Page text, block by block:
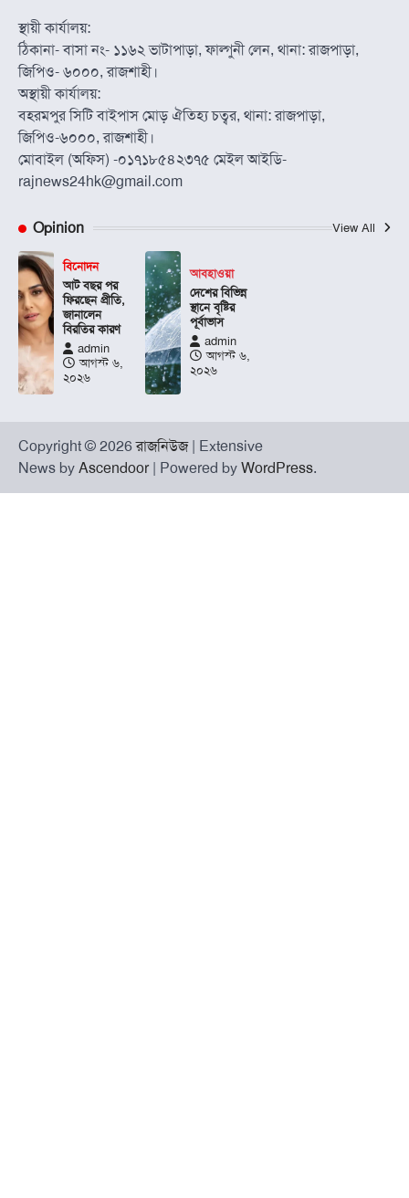
স্থায়ী কার্যালয়:
ঠিকানা- বাসা নং- ১১৬২ ভাটাপাড়া, ফাল্গুনী লেন, থানা: রাজপাড়া,
জিপিও- ৬০০০, রাজশাহী।
অস্থায়ী কার্যালয়:
বহরমপুর সিটি বাইপাস মোড় ঐতিহ্য চত্বর, থানা: রাজপাড়া,
জিপিও-৬০০০, রাজশাহী।
মোবাইল (অফিস) -০১৭১৮৫৪২৩৭৫ মেইল আইডি-
rajnews24hk@gmail.com
Opinion View All
বিনোদন
আট বছর পর
ফিরছেন প্রীতি,
জানালেন
বিরতির কারণ
admin
আগস্ট ৬,
২০২৬
আবহাওয়া
দেশের বিভিন্ন
স্থানে বৃষ্টির
পূর্বাভাস
admin
আগস্ট ৬,
২০২৬
Copyright © 2026রাজনিউজ| Extensive
News by Ascendoor| Powered by WordPress.